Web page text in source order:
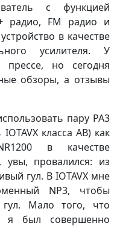
с функцией
радио, FM радио и
в качестве
усилителя. У
но сегодня
обзоры, а отзывы
пару PA3
класса AB) как
в качестве
увы, провалился: из
гул. В IOTAVX мне
NP3, чтобы
Мало того, что
я был совершенно